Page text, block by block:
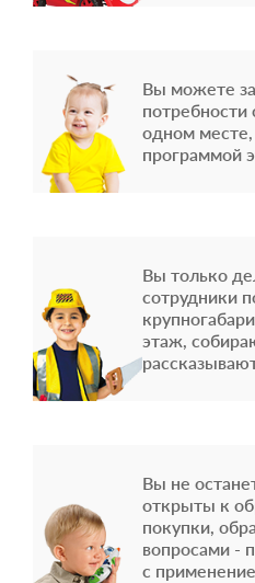
Вы можете
потребности
одном месте,
программой
Вы только
сотрудники
этаж,
Вы не
открыты к
покупки,
вопросами -
с